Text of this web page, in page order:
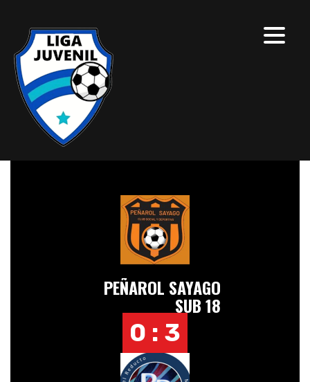
PEÑAROL SAYAGO
SUB 18
0 : 3